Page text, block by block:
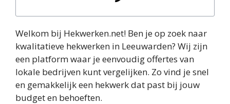
Welkom bij Hekwerken.net! Ben je op zoek naar
kwalitatieve hekwerken in Leeuwarden? Wij zijn
een platform waar je eenvoudig offertes van
lokale bedrijven kunt vergelijken. Zo vind je snel
en gemakkelijk een hekwerk dat past bij jouw
budget en behoeften.